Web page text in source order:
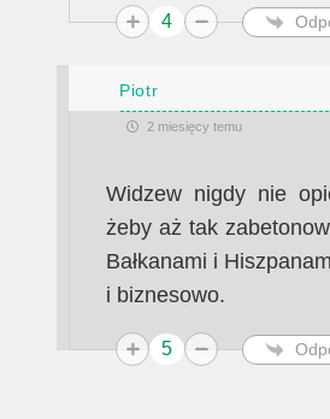
4
Piotr
2 miesięcy temu
Widzew nigdy nie
żeby aż tak
Bałkanami i
i biznesowo.
5